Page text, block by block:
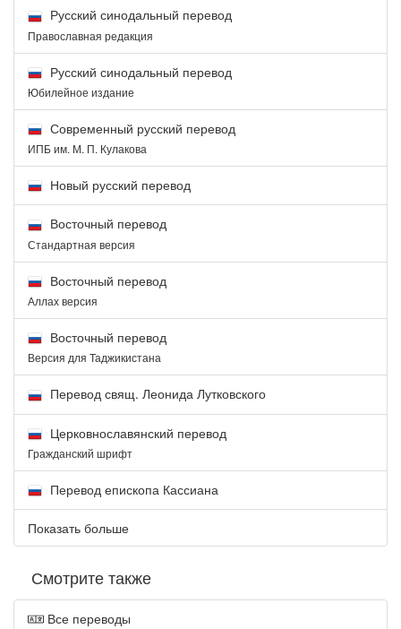
Русский синодальный перевод
Православная редакция
Русский синодальный перевод
Юбилейное издание
Современный русский перевод
ИПБ им. М. П. Кулакова
Новый русский перевод
Восточный перевод
Стандартная версия
Восточный перевод
Аллах версия
Восточный перевод
Версия для Таджикистана
Перевод свящ. Леонида Лутковского
Церковнославянский перевод
Гражданский шрифт
Перевод епископа Кассиана
Показать больше
Смотрите также
Все переводы